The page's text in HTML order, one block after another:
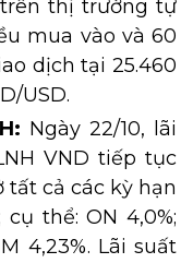
trên thị trường tự
mua vào và 60
dịch tại 25.460
USD.
Ngày 22/10, lãi
VND tiếp tục
tất cả các kỳ hạn
thể: ON 4,0%;
4,23%. Lãi suất